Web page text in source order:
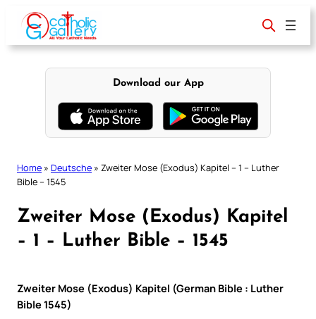
content
Download our App
Home » Deutsche » Zweiter Mose (Exodus) Kapitel – 1 – Luther
Bible – 1545
Zweiter Mose (Exodus) Kapitel
– 1 – Luther Bible – 1545
Zweiter Mose (Exodus) Kapitel (German Bible : Luther
Bible 1545)